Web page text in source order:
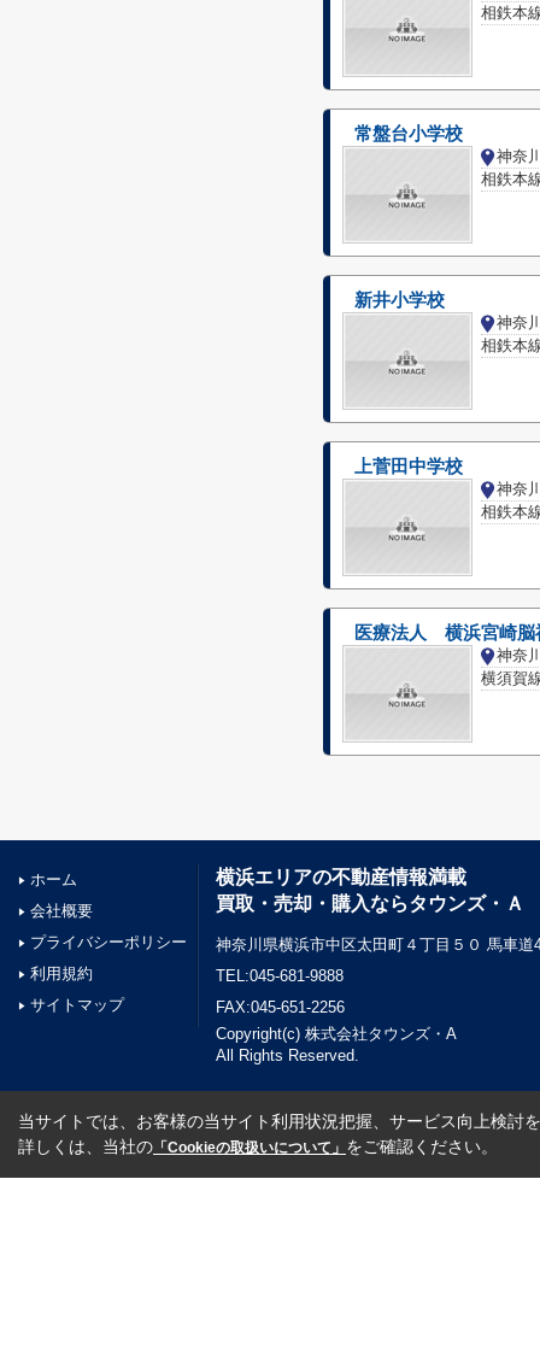
相鉄本
常盤台小学校
相鉄本
新井小学校
相鉄本
上菅田中学校
相鉄本
医療法人 横浜宮崎脳
横須賀
ホーム
会社概要
プライバシーポリシー
利用規約
サイトマップ
横浜エリアの不動産情報満載
買取・売却・購入ならタウンズ・Ａ
神奈川県横浜市中区太田町４丁目５０ 馬車道
TEL:045-681-9888
FAX:045-651-2256
Copyright(c) 株式会社タウンズ・A
All Rights Reserved.
当サイトでは、お客様の当サイト利用状況把握、サービス向上検討
詳しくは、当社の 「Cookieの取扱いについて」 をご確認ください。